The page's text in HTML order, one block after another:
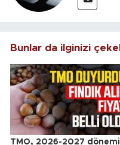
Bunlar da ilginizi
TMO, 2026-2027 dönemi